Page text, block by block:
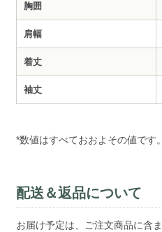
胸囲
肩幅
着丈
袖丈
*数値はすべておおよその値です。
配送＆返品について
お届け予定は、ご注文商品に含